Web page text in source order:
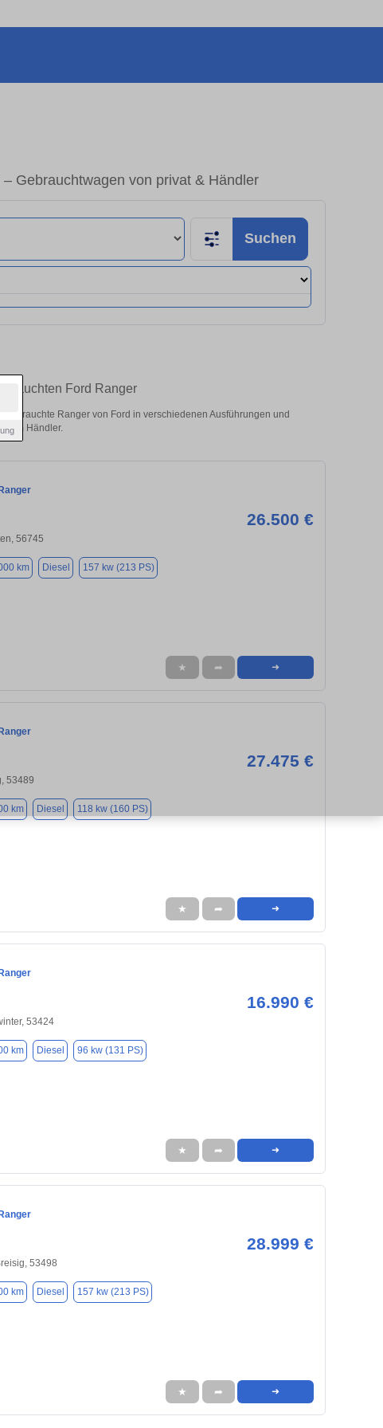
Gebrauchtwagen von privat & Händler
Suchen
Ford Ranger
Ranger von Ford in verschiedenen Ausführungen und
vom Händler.
26.500 €
56745
km Diesel 157 kw (213 PS)
★ ➦ ➜
27.475 €
53489
km Diesel 118 kw (160 PS)
★ ➦ ➜
16.990 €
53424
km Diesel 96 kw (131 PS)
★ ➦ ➜
28.999 €
53498
km Diesel 157 kw (213 PS)
★ ➦ ➜